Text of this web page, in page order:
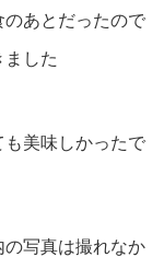
あとだったので
した
美味しかったで
写真は撮れなか